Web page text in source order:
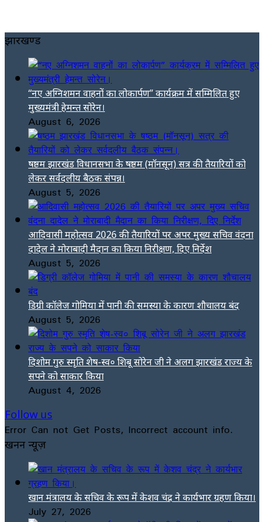
झारखण्ड
“नए अग्निशमन वाहनों का लोकार्पण” कार्यक्रम में सम्मिलित हुए
मुख्यमंत्री हेमन्त सोरेन।
August 6, 2026
षष्ठम झारखंड विधानसभा के षष्ठम (मॉनसून) सत्र की तैयारियों को
लेकर सर्वदलीय बैठक संपन्न।
August 5, 2026
आदिवासी महोत्सव 2026 की तैयारियों पर अपर मुख्य सचिव वंदना
दादेल ने मोराबादी मैदान का किया निरीक्षण, दिए निर्देश
August 5, 2026
डिग्री कॉलेज गोमिया में पानी की समस्या के कारण शौचालय बंद
August 5, 2026
दिशोम गुरु स्मृति शेष-स्व० शिबू सोरेन जी ने अलग झारखंड राज्य के
सपने को साकार किया
August 4, 2026
Follow us
Error Can not Get Posts, Incorrect account info.
खनन न्यूज़
खान मंत्रालय के सचिव के रूप में केशव चंद्र ने कार्यभार ग्रहण किया।
July 27, 2026